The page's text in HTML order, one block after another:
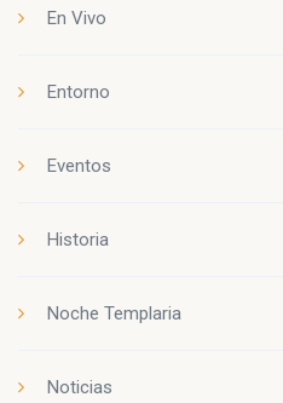
En Vivo
Entorno
Eventos
Historia
Noche Templaria
Noticias